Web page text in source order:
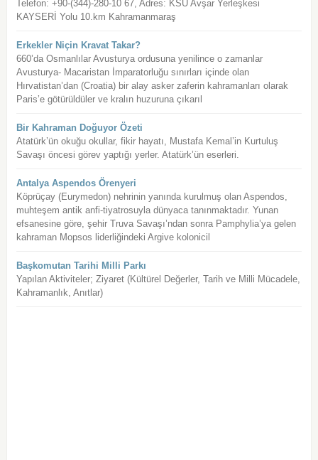
Telefon: +90-(344)-280-10 67, Adres: KSÜ Avşar Yerleşkesi
KAYSERİ Yolu 10.km Kahramanmaraş
Erkekler Niçin Kravat Takar?
660’da Osmanlılar Avusturya ordusuna yenilince o zamanlar
Avusturya- Macaristan İmparatorluğu sınırları içinde olan
Hırvatistan’dan (Croatia) bir alay asker zaferin kahramanları olarak
Paris’e götürüldüler ve kralın huzuruna çıkarıl
Bir Kahraman Doğuyor Özeti
Atatürk’ün okuğu okullar, fikir hayatı, Mustafa Kemal’in Kurtuluş
Savaşı öncesi görev yaptığı yerler. Atatürk’ün eserleri.
Antalya Aspendos Örenyeri
Köprüçay (Eurymedon) nehrinin yanında kurulmuş olan Aspendos,
muhteşem antik anfi-tiyatrosuyla dünyaca tanınmaktadır. Yunan
efsanesine göre, şehir Truva Savaşı’ndan sonra Pamphylia’ya gelen
kahraman Mopsos liderliğindeki Argive kolonicil
Başkomutan Tarihi Milli Parkı
Yapılan Aktiviteler; Ziyaret (Kültürel Değerler, Tarih ve Milli Mücadele,
Kahramanlık, Anıtlar)